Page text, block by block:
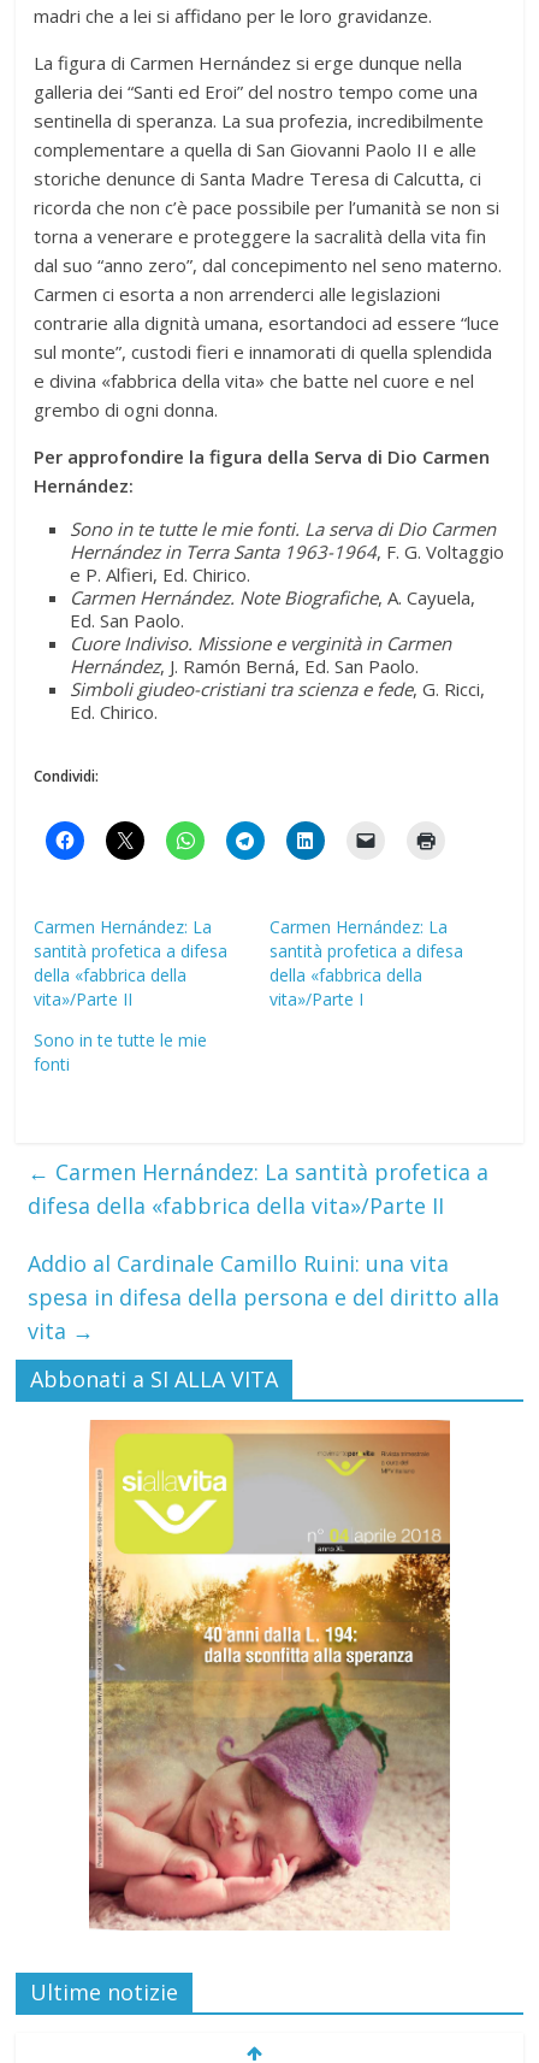
madri che a lei si affidano per le loro gravidanze.
La figura di Carmen Hernández si erge dunque nella
galleria dei “Santi ed Eroi” del nostro tempo come una
sentinella di speranza. La sua profezia, incredibilmente
complementare a quella di San Giovanni Paolo II e alle
storiche denunce di Santa Madre Teresa di Calcutta, ci
ricorda che non c’è pace possibile per l’umanità se non si
torna a venerare e proteggere la sacralità della vita fin
dal suo “anno zero”, dal concepimento nel seno materno.
Carmen ci esorta a non arrenderci alle legislazioni
contrarie alla dignità umana, esortandoci ad essere “luce
sul monte”, custodi fieri e innamorati di quella splendida
e divina «fabbrica della vita» che batte nel cuore e nel
grembo di ogni donna.
Per approfondire la figura della Serva di Dio Carmen
Hernández:
Sono in te tutte le mie fonti. La serva di Dio Carmen
Hernández in Terra Santa 1963-1964, F. G. Voltaggio
e P. Alfieri, Ed. Chirico.
Carmen Hernández. Note Biografiche, A. Cayuela,
Ed. San Paolo.
Cuore Indiviso. Missione e verginità in Carmen
Hernández, J. Ramón Berná, Ed. San Paolo.
Simboli giudeo-cristiani tra scienza e fede, G. Ricci,
Ed. Chirico.
Condividi:
Carmen Hernández: La
santità profetica a difesa
della «fabbrica della
vita»/Parte II
Carmen Hernández: La
santità profetica a difesa
della «fabbrica della
vita»/Parte I
Sono in te tutte le mie
fonti
← Carmen Hernández: La santità profetica a
difesa della «fabbrica della vita»/Parte II
Addio al Cardinale Camillo Ruini: una vita
spesa in difesa della persona e del diritto alla
vita →
Abbonati a SI ALLA VITA
Ultime notizie